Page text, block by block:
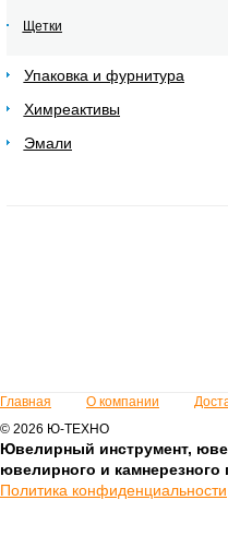
Щетки
Упаковка и фурнитура
Химреактивы
Эмали
Главная О компании
© 2026 Ю-ТЕХНО
Ювелирный инструмент,
ювелирного и камнерезного
Политика конфиденциальности